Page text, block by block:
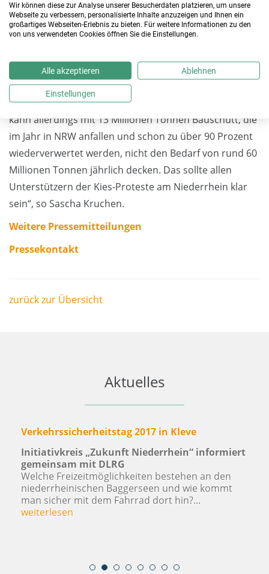
Trotz Recycling: Sand+Kies bleibt unverzichtbar
Die Firmen der Initiative zukunft niederrhein arbeiten
zu nutzen. So sind die Unternehmen auch am Aufbau
moderner Baustoff-Recyclinganlagen und der
Weiterentwicklung von Recycling- Beton beteiligt. „Man
kann allerdings mit 13 Millionen Tonnen Bauschutt, die
im Jahr in NRW anfallen und schon zu über 90 Prozent
wiederverwertet werden, nicht den Bedarf von rund 60
Millionen Tonnen jährlich decken. Das sollte allen
Unterstützern der Kies-Proteste am Niederrhein klar
sein“, so Sascha Kruchen.
Weitere Pressemitteilungen
Pressekontakt
zurück zur Übersicht
Aktuelles
Verkehrssicherheitstag 2017 in Kleve
Initiativkreis „Zukunft Niederrhein“ informiert
gemeinsam mit DLRG
Welche Freizeitmöglichkeiten bestehen an den
niederrheinischen Baggerseen und wie kommt
man sicher mit dem Fahrrad dort hin?...
weiterlesen
Wir können diese zur Analyse unserer Besucherdaten platzieren, um unsere
Webseite zu verbessern, personalisierte Inhalte anzuzeigen und Ihnen ein
großartiges Webseiten-Erlebnis zu bieten. Für weitere Informationen zu den
von uns verwendeten Cookies öffnen Sie die Einstellungen.
Alle akzeptieren Ablehnen
Einstellungen